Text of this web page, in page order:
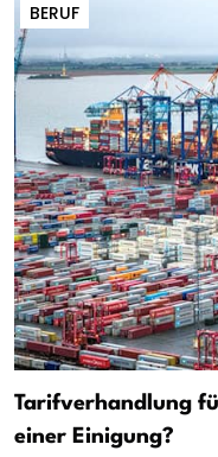
BERUF
Tarifverhandlung
einer Einigung?